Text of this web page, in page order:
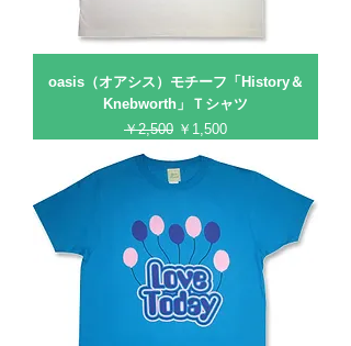
oasis（オアシス）モチーフ「History＆
Knebworth」Ｔシャツ
通常価格
￥2,500 セール価格
￥1,500